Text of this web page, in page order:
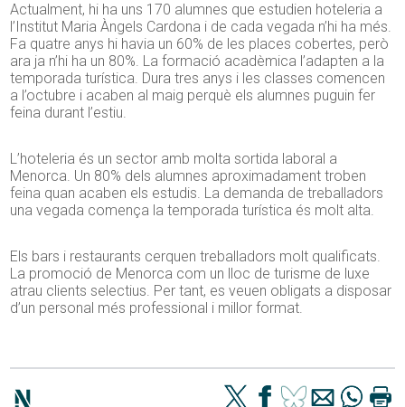
Actualment, hi ha uns 170 alumnes que estudien hoteleria a
l’Institut Maria Àngels Cardona i de cada vegada n’hi ha més.
Fa quatre anys hi havia un 60% de les places cobertes, però
ara ja n’hi ha un 80%. La formació acadèmica l’adapten a la
temporada turística. Dura tres anys i les classes comencen
a l’octubre i acaben al maig perquè els alumnes puguin fer
feina durant l’estiu.
L’hoteleria és un sector amb molta sortida laboral a
Menorca. Un 80% dels alumnes aproximadament troben
feina quan acaben els estudis. La demanda de treballadors
una vegada comença la temporada turística és molt alta.
Els bars i restaurants cerquen treballadors molt qualificats.
La promoció de Menorca com un lloc de turisme de luxe
atrau clients selectius. Per tant, es veuen obligats a disposar
d’un personal més professional i millor format.